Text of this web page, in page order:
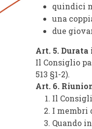
quindici
una
due
Art. 5.
Il Consiglio
513 §1-2).
Art. 6.
Il
I membri
Quando